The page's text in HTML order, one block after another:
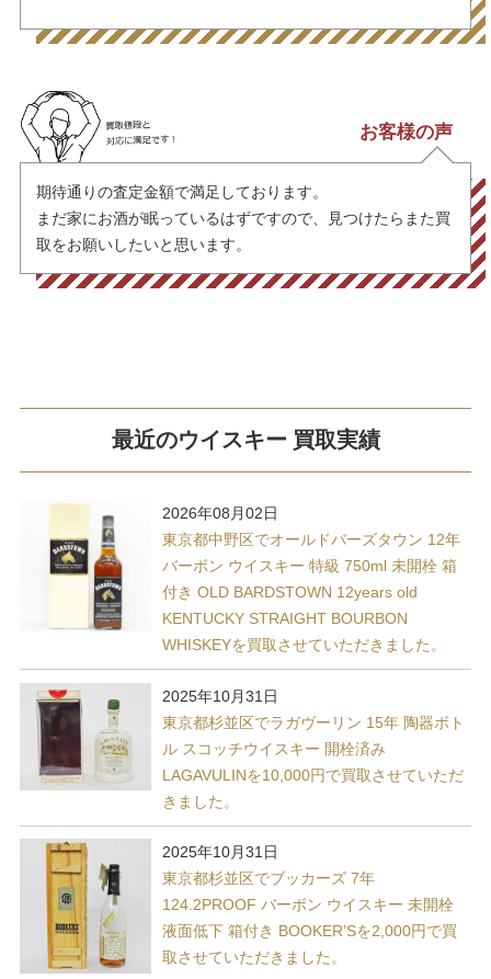
お客様の声
期待通りの査定金額で満足しております。
まだ家にお酒が眠っているはずですので、見つけたらまた買
取をお願いしたいと思います。
最近のウイスキー 買取実績
2026年08月02日
東京都中野区でオールドバーズタウン 12年
バーボン ウイスキー 特級 750ml 未開栓 箱
付き OLD BARDSTOWN 12years old
KENTUCKY STRAIGHT BOURBON
WHISKEYを買取させていただきました。
2025年10月31日
東京都杉並区でラガヴーリン 15年 陶器ボト
ル スコッチウイスキー 開栓済み
LAGAVULINを10,000円で買取させていただ
きました。
2025年10月31日
東京都杉並区でブッカーズ 7年
124.2PROOF バーボン ウイスキー 未開栓
液面低下 箱付き BOOKER’Sを2,000円で買
取させていただきました。